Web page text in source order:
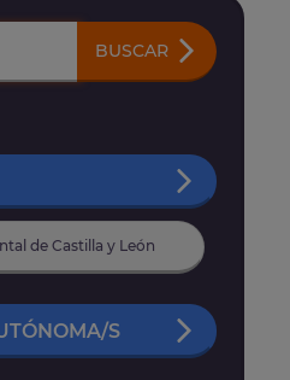
BUSCAR
de Castilla y León
S